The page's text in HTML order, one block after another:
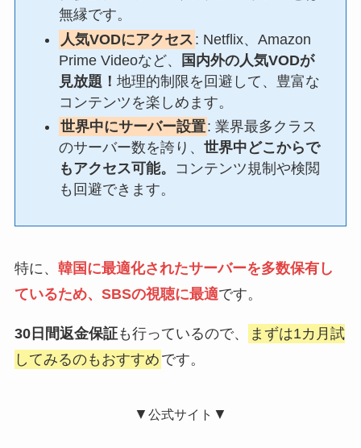
無縁です。
人気VODにアクセス : Netflix、Amazon
Prime Videoなど、
国内外の人気VODが
見放題！ 地理的制限を回避して、豊富な
コンテンツを楽しめます。
世界中にサーバー設置: 業界最多クラス
のサーバー数を誇り、 世界中どこからで
もアクセス可能。
コンテンツ規制や検閲
も回避できます。
特に、 韓国に最適化されたサーバーを多数保有し
ているため、SBSの視聴に最適です。
30日間返金保証も行っているので、
まずは1カ月試
してみるのもおすすめ です。
▼ 公式サイト ▼